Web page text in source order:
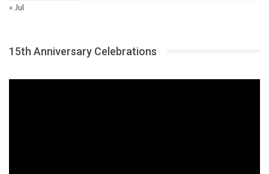
« Jul
15th Anniversary Celebrations